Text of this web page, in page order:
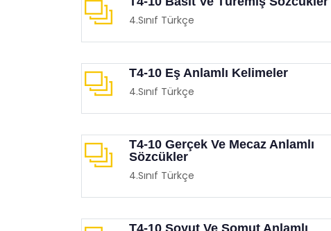
4.Sınıf Türkçe
T4-10 Eş Anlamlı Kelimeler
4.Sınıf Türkçe
T4-10 Gerçek Ve Mecaz Anlamlı
Sözcükler
4.Sınıf Türkçe
T4-10 Soyut Ve Somut Anlamlı